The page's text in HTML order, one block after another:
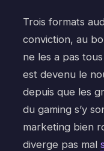
Trois formats
conviction, au
ne les a pas
est devenu le
depuis que les
du gaming s’y
marketing bien
diverge pas mal